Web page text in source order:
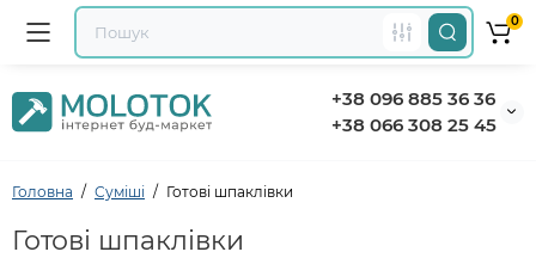
+38 096 885 36 36
+38 066 308 25 45
0
Головна Суміші Готові шпаклівки
Готові шпаклівки